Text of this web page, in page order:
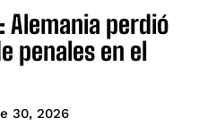
Alemania perdió
penales en el
30, 2026